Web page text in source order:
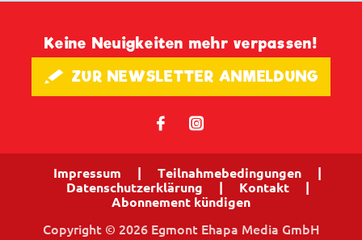
Keine Neuigkeiten mehr verpassen!
🖋 ZUR NEWSLETTER ANMELDUNG
𝖿 📷
Impressum Teilnahmebedingungen
Datenschutzerklärung
Kontakt
Abonnement kündigen
Copyright © 2026 Egmont Ehapa Media GmbH